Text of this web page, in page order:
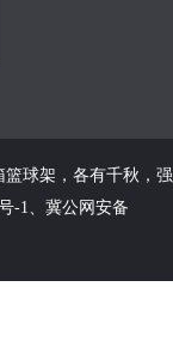
篮球架 ，各有千秋，强
-1
冀公网安备